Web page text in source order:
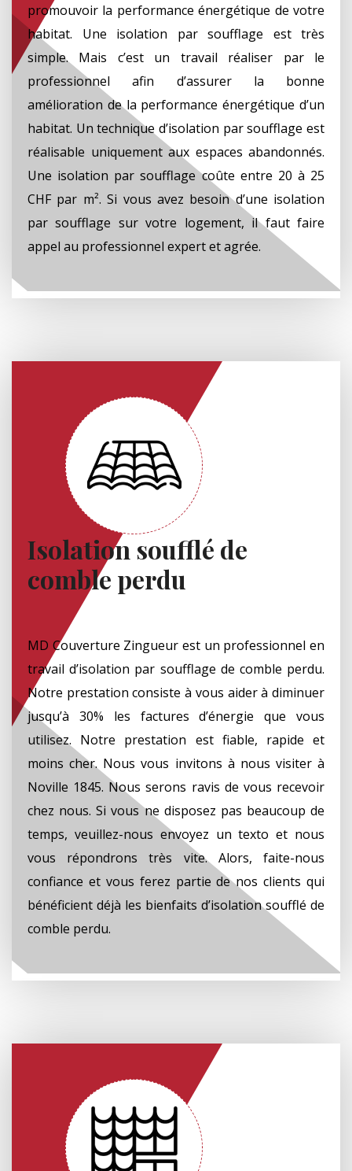
promouvoir la performance énergétique de votre
habitat. Une isolation par soufflage est très
simple. Mais c’est un travail réaliser par le
professionnel afin d’assurer la bonne
amélioration de la performance énergétique d’un
habitat. Un technique d’isolation par soufflage est
réalisable uniquement aux espaces abandonnés.
Une isolation par soufflage coûte entre 20 à 25
CHF par m². Si vous avez besoin d’une isolation
par soufflage sur votre logement, il faut faire
appel au professionnel expert et agrée.
Isolation soufflé de
comble perdu
MD Couverture Zingueur est un professionnel en
travail d’isolation par soufflage de comble perdu.
Notre prestation consiste à vous aider à diminuer
jusqu’à 30% les factures d’énergie que vous
utilisez. Notre prestation est fiable, rapide et
moins cher. Nous vous invitons à nous visiter à
Noville 1845. Nous serons ravis de vous recevoir
chez nous. Si vous ne disposez pas beaucoup de
temps, veuillez-nous envoyez un texto et nous
vous répondrons très vite. Alors, faite-nous
confiance et vous ferez partie de nos clients qui
bénéficient déjà les bienfaits d’isolation soufflé de
comble perdu.